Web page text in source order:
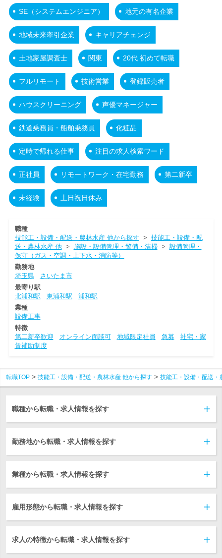
SE（システムエンジニア） 地元の有名企業
地域未来牽引企業 キャリアチェンジ
土地家屋調査士 関東 20代 初めて転職
フルリモート 技術営業 登録販売者
ハウスクリーニング 声優マネージャー
鉄道乗務員・船舶乗務員 化粧品
定時で帰れる仕事 注目の求人検索ワード
正社員 リモートワーク・在宅勤務 第二新卒
未経験 土日祝日休み
職種
技能工・設備・配送・農林水産 他から探す > 技能工・設備・配
送・農林水産 他> 施設・設備管理・警備・清掃> 設備管理・
保守（ガス・空調・上下水・消防等）
勤務地
埼玉県
さいたま市
最寄り駅
北浦和駅
東浦和駅
浦和駅
業種
設備工事
特徴
第二新卒歓迎
オンライン面談可 地域限定社員 急募
社宅・家
賃補助制度
転職TOP 技能工・設備・配送・農林水産 他から探す 技能工・設備・配送・
職種から転職・求人情報を探す
勤務地から転職・求人情報を探す
業種から転職・求人情報を探す
雇用形態から転職・求人情報を探す
求人の特徴から転職・求人情報を探す